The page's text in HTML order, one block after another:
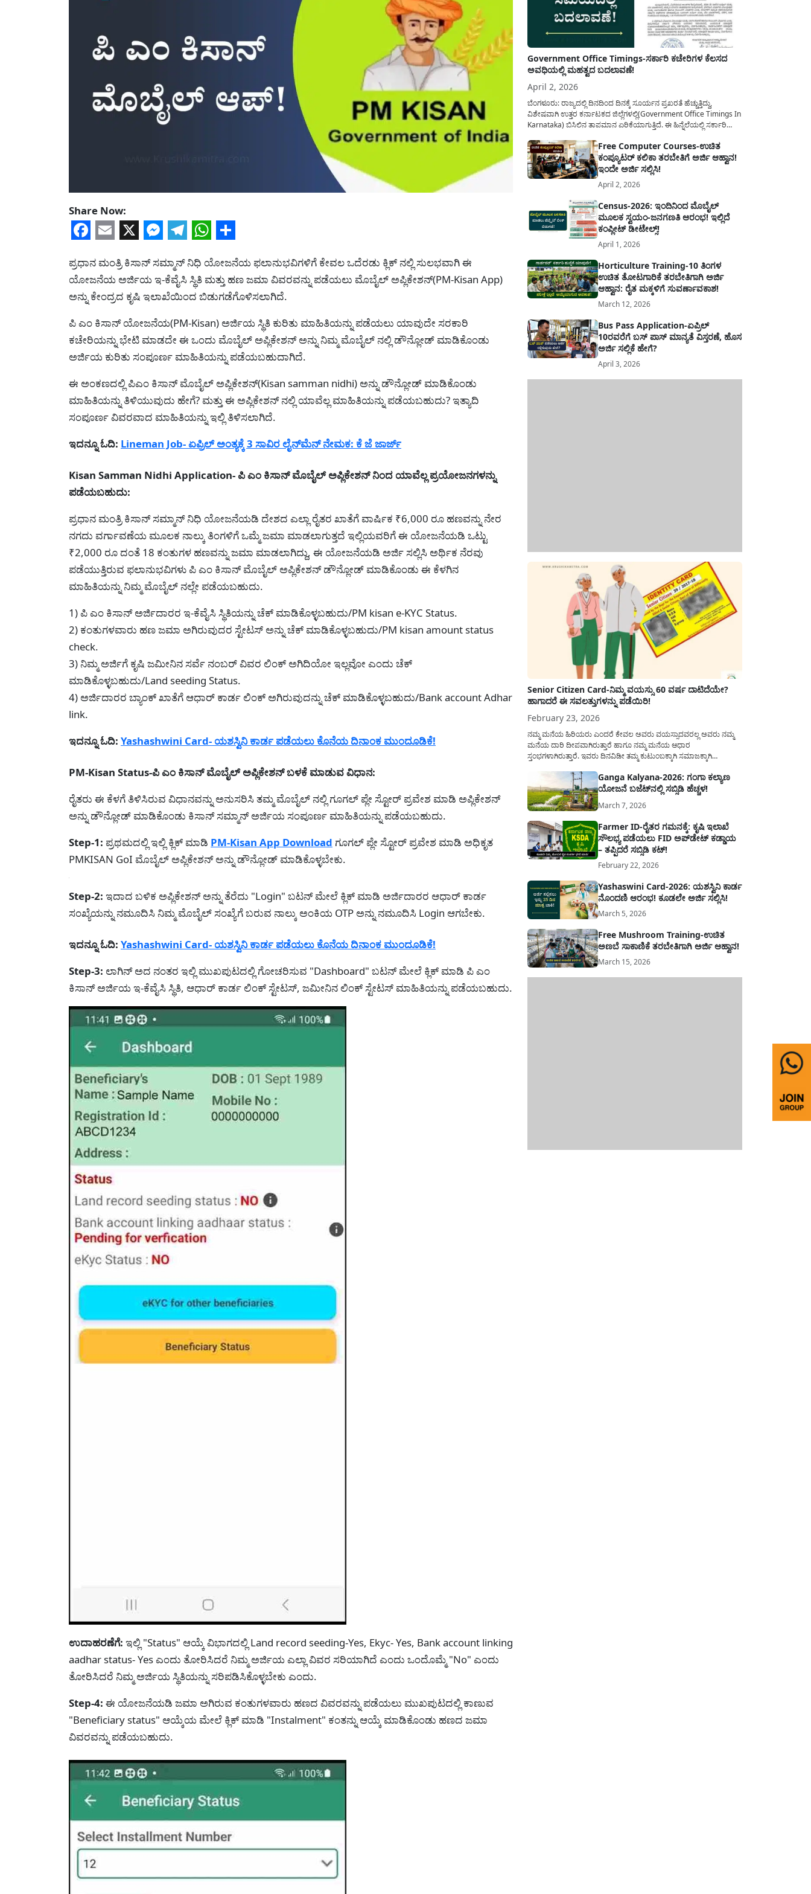
Share Now:
ಪ್ರಧಾನ ಮಂತ್ರಿ ಕಿಸಾನ್ ಸಮ್ಮಾನ್ ನಿಧಿ ಯೋಜನೆಯ ಫಲಾನುಭವಿಗಳಿಗೆ ಕೇವಲ ಒದೆರಡು ಕ್ಲಿಕ್ ನಲ್ಲಿ ಸುಲಭವಾಗಿ ಈ
ಯೋಜನೆಯ ಅರ್ಜಿಯ ಇ-ಕೆವೈಸಿ ಸ್ಥಿತಿ ಮತ್ತು ಹಣ ಜಮಾ ವಿವರವನ್ನು ಪಡೆಯಲು ಮೊಬೈಲ್ ಅಪ್ಲಿಕೇಶನ್(PM-Kisan App)
ಅನ್ನು ಕೇಂದ್ರದ ಕೃಷಿ ಇಲಾಖೆಯಿಂದ ಬಿಡುಗಡೆಗೊಳಿಸಲಾಗಿದೆ.
ಪಿ ಎಂ ಕಿಸಾನ್ ಯೋಜನೆಯ(PM-Kisan) ಅರ್ಜಿಯ ಸ್ಥಿತಿ ಕುರಿತು ಮಾಹಿತಿಯನ್ನು ಪಡೆಯಲು ಯಾವುದೇ ಸರಕಾರಿ
ಕಚೇರಿಯನ್ನು ಭೇಟಿ ಮಾಡದೇ ಈ ಒಂದು ಮೊಬೈಲ್ ಅಪ್ಲಿಕೇಶನ್ ಅನ್ನು ನಿಮ್ಮ ಮೊಬೈಲ್ ನಲ್ಲಿ ಡೌನ್ಲೋಡ್ ಮಾಡಿಕೊಂಡು
ಅರ್ಜಿಯ ಕುರಿತು ಸಂಪೂರ್ಣ ಮಾಹಿತಿಯನ್ನು ಪಡೆಯಬಹುದಾಗಿದೆ.
ಈ ಅಂಕಣದಲ್ಲಿ ಪಿಎಂ ಕಿಸಾನ್ ಮೊಬೈಲ್ ಅಪ್ಲಿಕೇಶನ್(Kisan samman nidhi) ಅನ್ನು ಡೌನ್ಲೋಡ್ ಮಾಡಿಕೊಂಡು
ಮಾಹಿತಿಯನ್ನು ತಿಳಿಯುವುದು ಹೇಗೆ? ಮತ್ತು ಈ ಅಪ್ಲಿಕೇಶನ್ ನಲ್ಲಿ ಯಾವೆಲ್ಲ ಮಾಹಿತಿಯನ್ನು ಪಡೆಯಬಹುದು? ಇತ್ಯಾದಿ
ಸಂಪೂರ್ಣ ವಿವರವಾದ ಮಾಹಿತಿಯನ್ನು ಇಲ್ಲಿ ತಿಳಿಸಲಾಗಿದೆ.
ಇದನ್ನೂ ಓದಿ: Lineman Job- ಏಪ್ರಿಲ್ ಅಂತ್ಯಕ್ಕೆ 3 ಸಾವಿರ ಲೈನ್‌ಮೆನ್‌ ನೇಮಕ: ಕೆ ಜೆ ಜಾರ್ಜ್
Kisan Samman Nidhi Application- ಪಿ ಎಂ ಕಿಸಾನ್ ಮೊಬೈಲ್ ಅಪ್ಲಿಕೇಶನ್ ನಿಂದ ಯಾವೆಲ್ಲ ಪ್ರಯೋಜನಗಳನ್ನು
ಪಡೆಯಬಹುದು:
ಪ್ರಧಾನ ಮಂತ್ರಿ ಕಿಸಾನ್ ಸಮ್ಮಾನ್ ನಿಧಿ ಯೋಜನೆಯಡಿ ದೇಶದ ಎಲ್ಲಾ ರೈತರ ಖಾತೆಗೆ ವಾರ್ಷಿಕ ₹6,000 ರೂ ಹಣವನ್ನು ನೇರ
ನಗದು ವರ್ಗಾವಣೆಯ ಮೂಲಕ ನಾಲ್ಕು ತಿಂಗಳಿಗೆ ಒಮ್ಮೆ ಜಮಾ ಮಾಡಲಾಗುತ್ತದೆ ಇಲ್ಲಿಯವರಿಗೆ ಈ ಯೋಜನೆಯಡಿ ಒಟ್ಟು
₹2,000 ರೂ ದಂತೆ 18 ಕಂತುಗಳ ಹಣವನ್ನು ಜಮಾ ಮಾಡಲಾಗಿದ್ದು, ಈ ಯೋಜನೆಯಡಿ ಅರ್ಜಿ ಸಲ್ಲಿಸಿ ಅರ್ಥಿಕ ನೆರವು
ಪಡೆಯುತ್ತಿರುವ ಫಲಾನುಭವಿಗಳು ಪಿ ಎಂ ಕಿಸಾನ್ ಮೊಬೈಲ್ ಅಪ್ಲಿಕೇಶನ್ ಡೌನ್ಲೋಡ್ ಮಾಡಿಕೊಂಡು ಈ ಕೆಳಗಿನ
ಮಾಹಿತಿಯನ್ನು ನಿಮ್ಮ ಮೊಬೈಲ್ ನಲ್ಲೇ ಪಡೆಯಬಹುದು.
1) ಪಿ ಎಂ ಕಿಸಾನ್ ಅರ್ಜಿದಾರರ ಇ-ಕೆವೈಸಿ ಸ್ಥಿತಿಯನ್ನು ಚೆಕ್ ಮಾಡಿಕೊಳ್ಳಬಹುದು/PM kisan e-KYC Status.
2) ಕಂತುಗಳವಾರು ಹಣ ಜಮಾ ಅಗಿರುವುದರ ಸ್ಟೇಟಸ್ ಅನ್ನು ಚೆಕ್ ಮಾಡಿಕೊಳ್ಳಬಹುದು/PM kisan amount status
check.
3) ನಿಮ್ಮ ಅರ್ಜಿಗೆ ಕೃಷಿ ಜಮೀನಿನ ಸರ್ವೆ ನಂಬರ್ ವಿವರ ಲಿಂಕ್ ಅಗಿದಿಯೋ ಇಲ್ಲವೋ ಎಂದು ಚೆಕ್
ಮಾಡಿಕೊಳ್ಳಬಹುದು/Land seeding Status.
4) ಅರ್ಜಿದಾರರ ಬ್ಯಾಂಕ್ ಖಾತೆಗೆ ಆಧಾರ್ ಕಾರ್ಡ ಲಿಂಕ್ ಅಗಿರುವುದನ್ನು ಚೆಕ್ ಮಾಡಿಕೊಳ್ಳಬಹುದು/Bank account Adhar
link.
ಇದನ್ನೂ ಓದಿ: Yashashwini Card- ಯಶಸ್ವಿನಿ ಕಾರ್ಡ ಪಡೆಯಲು ಕೊನೆಯ ದಿನಾಂಕ ಮುಂದೂಡಿಕೆ!
PM-Kisan Status-ಪಿ ಎಂ ಕಿಸಾನ್ ಮೊಬೈಲ್ ಅಪ್ಲಿಕೇಶನ್ ಬಳಕೆ ಮಾಡುವ ವಿಧಾನ:
ರೈತರು ಈ ಕೆಳಗೆ ತಿಳಿಸಿರುವ ವಿಧಾನವನ್ನು ಅನುಸರಿಸಿ ತಮ್ಮ ಮೊಬೈಲ್ ನಲ್ಲಿ ಗೂಗಲ್ ಪ್ಲೇ ಸ್ಟೋರ್ ಪ್ರವೇಶ ಮಾಡಿ ಅಪ್ಲಿಕೇಶನ್
ಅನ್ನು ಡೌನ್ಲೋಡ್ ಮಾಡಿಕೊಂಡು ಕಿಸಾನ್ ಸಮ್ಮಾನ್ ಅರ್ಜಿಯ ಸಂಪೂರ್ಣ ಮಾಹಿತಿಯನ್ನು ಪಡೆಯಬಹುದು.
Step-1: ಪ್ರಥಮದಲ್ಲಿ ಇಲ್ಲಿ ಕ್ಲಿಕ್ ಮಾಡಿ PM-Kisan App Download ಗೂಗಲ್ ಪ್ಲೇ ಸ್ಟೋರ್ ಪ್ರವೇಶ ಮಾಡಿ ಅಧಿಕೃತ
PMKISAN GoI ಮೊಬೈಲ್ ಅಪ್ಲಿಕೇಶನ್ ಅನ್ನು ಡೌನ್ಲೋಡ್ ಮಾಡಿಕೊಳ್ಳಬೇಕು.
Step-2: ಇದಾದ ಬಳಿಕ ಅಪ್ಲಿಕೇಶನ್ ಅನ್ನು ತೆರೆದು "Login" ಬಟನ್ ಮೇಲೆ ಕ್ಲಿಕ್ ಮಾಡಿ ಅರ್ಜಿದಾರರ ಆಧಾರ್ ಕಾರ್ಡ
ಸಂಖ್ಯೆಯನ್ನು ನಮೂದಿಸಿ ನಿಮ್ಮ ಮೊಬೈಲ್ ಸಂಖ್ಯೆಗೆ ಬರುವ ನಾಲ್ಕು ಅಂಕಿಯ OTP ಅನ್ನು ನಮೂದಿಸಿ Login ಆಗಬೇಕು.
ಇದನ್ನೂ ಓದಿ: Yashashwini Card- ಯಶಸ್ವಿನಿ ಕಾರ್ಡ ಪಡೆಯಲು ಕೊನೆಯ ದಿನಾಂಕ ಮುಂದೂಡಿಕೆ!
Step-3: ಲಾಗಿನ್ ಅದ ನಂತರ ಇಲ್ಲಿ ಮುಖಪುಟದಲ್ಲಿ ಗೋಚರಿಸುವ "Dashboard" ಬಟನ್ ಮೇಲೆ ಕ್ಲಿಕ್ ಮಾಡಿ ಪಿ ಎಂ
ಕಿಸಾನ್ ಅರ್ಜಿಯ ಇ-ಕೆವೈಸಿ ಸ್ಥಿತಿ, ಆಧಾರ್ ಕಾರ್ಡ ಲಿಂಕ್ ಸ್ಟೇಟಸ್, ಜಮೀನಿನ ಲಿಂಕ್ ಸ್ಟೇಟಸ್ ಮಾಹಿತಿಯನ್ನು ಪಡೆಯಬಹುದು.
ಉದಾಹರಣೆಗೆ: ಇಲ್ಲಿ "Status" ಆಯ್ಕೆ ವಿಭಾಗದಲ್ಲಿ Land record seeding-Yes, Ekyc- Yes, Bank account linking
aadhar status- Yes ಎಂದು ತೋರಿಸಿದರೆ ನಿಮ್ಮ ಅರ್ಜಿಯ ಎಲ್ಲಾ ವಿವರ ಸರಿಯಾಗಿದೆ ಎಂದು ಒಂದೊಮ್ಮೆ "No" ಎಂದು
ತೋರಿಸಿದರೆ ನಿಮ್ಮ ಅರ್ಜಿಯ ಸ್ಥಿತಿಯನ್ನು ಸರಿಪಡಿಸಿಕೊಳ್ಳಬೇಕು ಎಂದು.
Step-4: ಈ ಯೋಜನೆಯಡಿ ಜಮಾ ಅಗಿರುವ ಕಂತುಗಳವಾರು ಹಣದ ವಿವರವನ್ನು ಪಡೆಯಲು ಮುಖಪುಟದಲ್ಲಿ ಕಾಣುವ
"Beneficiary status" ಆಯ್ಕೆಯ ಮೇಲೆ ಕ್ಲಿಕ್ ಮಾಡಿ "Instalment" ಕಂತನ್ನು ಆಯ್ಕೆ ಮಾಡಿಕೊಂಡು ಹಣದ ಜಮಾ
ವಿವರವನ್ನು ಪಡೆಯಬಹುದು.
Government Office Timings-ಸರ್ಕಾರಿ ಕಚೇರಿಗಳ ಕೆಲಸದ
ಅವಧಿಯಲ್ಲಿ ಮಹತ್ವದ ಬದಲಾವಣೆ!
April 2, 2026
ಬೆಂಗಳೂರು: ರಾಜ್ಯದಲ್ಲಿ ದಿನದಿಂದ ದಿನಕ್ಕೆ ಸೂರ್ಯನ ಪ್ರಖರತೆ ಹೆಚ್ಚುತ್ತಿದ್ದು,
ವಿಶೇಷವಾಗಿ ಉತ್ತರ ಕರ್ನಾಟಕದ ಜಿಲ್ಲೆಗಳಲ್ಲಿ(Government Office Timings In
Karnataka) ಬಿಸಿಲಿನ ತಾಪಮಾನ ಏರಿಕೆಯಾಗುತ್ತಿದೆ. ಈ ಹಿನ್ನೆಲೆಯಲ್ಲಿ ಸರ್ಕಾರಿ
ಸರ್ಕಾರವು ಮಹತ್ವದ ನಿರ್ಧಾರವೊಂದನ್ನು ಕೈಗೊಂಡಿದೆ. ಕಿತ್ತೂರು ಕರ್ನಾಟಕ ಮತ್ತು
ಕಲ್ಯಾಣ ಕರ್ನಾಟಕದ ಒಟ್ಟು 9 ಜಿಲ್ಲೆಗಳಲ್ಲಿ ಏಪ್ರಿಲ್...
Free Computer Courses-ಉಚಿತ
ಕಂಪ್ಯೂಟರ್ ಕಲಿಕಾ ತರಬೇತಿಗೆ ಅರ್ಜಿ ಆಹ್ವಾನ!
ಇಂದೇ ಅರ್ಜಿ ಸಲ್ಲಿಸಿ!
April 2, 2026
Census-2026: ಇಂದಿನಿಂದ ಮೊಬೈಲ್
ಮೂಲಕ ಸ್ವಯಂ-ಜನಗಣತಿ ಆರಂಭ! ಇಲ್ಲಿದೆ
ಕಂಪ್ಲೀಟ್ ಡೀಟೇಲ್ಸ್!
April 1, 2026
Horticulture Training-10 ತಿಂಗಳ
ಉಚಿತ ತೋಟಗಾರಿಕೆ ತರಬೇತಿಗಾಗಿ ಅರ್ಜಿ
ಆಹ್ವಾನ: ರೈತ ಮಕ್ಕಳಿಗೆ ಸುವರ್ಣಾವಕಾಶ!
March 12, 2026
Bus Pass Application-ಏಪ್ರಿಲ್
10ರವರೆಗೆ ಬಸ್ ಪಾಸ್ ಮಾನ್ಯತೆ ವಿಸ್ತರಣೆ, ಹೊಸ
ಅರ್ಜಿ ಸಲ್ಲಿಕೆ ಹೇಗೆ?
April 3, 2026
Senior Citizen Card-ನಿಮ್ಮ ವಯಸ್ಸು 60 ವರ್ಷ ದಾಟಿದೆಯೇ?
ಹಾಗಾದರೆ ಈ ಸವಲತ್ತುಗಳನ್ನು ಪಡೆಯಿರಿ!
February 23, 2026
ನಮ್ಮ ಮನೆಯ ಹಿರಿಯರು ಎಂದರೆ ಕೇವಲ ಅವರು ವಯಸ್ಸಾದವರಲ್ಲ ಅವರು ನಮ್ಮ
ಮನೆಯ ದಾರಿ ದೀಪವಾಗಿರುತ್ತಾರೆ ಹಾಗೂ ನಮ್ಮ ಮನೆಯ ಆಧಾರ
ಸ್ತಂಭಗಳಾಗಿರುತ್ತಾರೆ. ಇವರು ದಿನವಿಡೀ ತಮ್ಮ ಕುಟುಂಬಕ್ಕಾಗಿ ಸಮಾಜಕ್ಕಾಗಿ
ನೆಮ್ಮದಿಯಿಂದ ಕಳೆಯಬೇಕೆಂಬುದು ಪ್ರತಿಯೊಬ್ಬರ ಕನಸಾಗಿರುತ್ತದೆ ಆದ್ದರಿಂದ
ಸರ್ಕಾರವು ಹಿರಿಯ ನಾಗರಿಕರ ಗುರುತಿನ ಚೀಟಿ...
Ganga Kalyana-2026: ಗಂಗಾ ಕಲ್ಯಾಣ
ಯೋಜನೆ ಬಜೆಟ್‌ನಲ್ಲಿ ಸಬ್ಸಿಡಿ ಹೆಚ್ಚಳ!
March 7, 2026
Farmer ID-ರೈತರ ಗಮನಕ್ಕೆ: ಕೃಷಿ ಇಲಾಖೆ
ಸೌಲಭ್ಯ ಪಡೆಯಲು FID ಅಪ್‌ಡೇಟ್ ಕಡ್ಡಾಯ
– ತಪ್ಪಿದರೆ ಸಬ್ಸಿಡಿ ಕಟ್!
February 22, 2026
Yashaswini Card-2026: ಯಶಸ್ವಿನಿ ಕಾರ್ಡ
ನೊಂದಣಿ ಆರಂಭ! ಕೂಡಲೇ ಅರ್ಜಿ ಸಲ್ಲಿಸಿ!
March 5, 2026
Free Mushroom Training-ಉಚಿತ
ಅಣಬೆ ಸಾಕಾಣಿಕೆ ತರಬೇತಿಗಾಗಿ ಅರ್ಜಿ ಆಹ್ವಾನ!
March 15, 2026